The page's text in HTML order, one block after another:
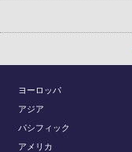
ヨーロッパ
アジア
パシフィック
アメリカ